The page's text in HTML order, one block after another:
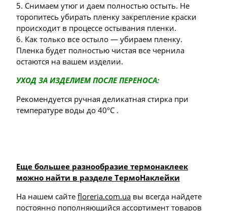
5. Снимаем утюг и даем полностью остыть. Не
торопитесь убирать пленку закрепление краски
происходит в процессе остывания пленки.
6. Как только все остыло — убираем пленку.
Пленка будет полностью чистая все чернила
остаются на вашем изделии.
УХОД ЗА ИЗДЕЛИЕМ ПОСЛЕ ПЕРЕНОСА:
Рекомендуется ручная деликатная стирка при
температуре воды до 40ºС .
Еще большее разнообразие термонаклеек
можно найти в разделе ТермоНаклейки
На нашем сайте floreria.com.ua вы всегда найдете
постоянно пополняющийся ассортимент товаров